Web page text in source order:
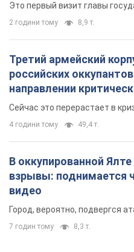
Это первый визит главы
2 години тому 8,9 т.
Третий армейский
российских
направлении
удалось
Сейчас это перерастает в
4 години тому 49,4 т.
В оккупированной
взрывы: поднимается
видео
Город, вероятно, подвергся
7 годин тому 8,3 т.